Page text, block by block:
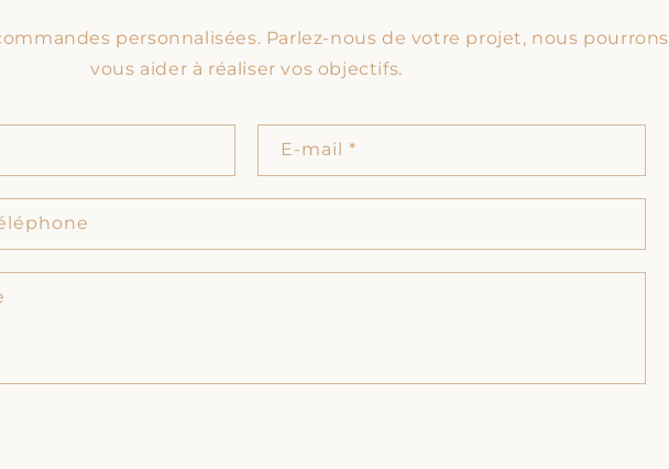
personnalisées. Parlez-nous de votre projet, nous pourrons
vous aider à réaliser vos objectifs.
E-mail *